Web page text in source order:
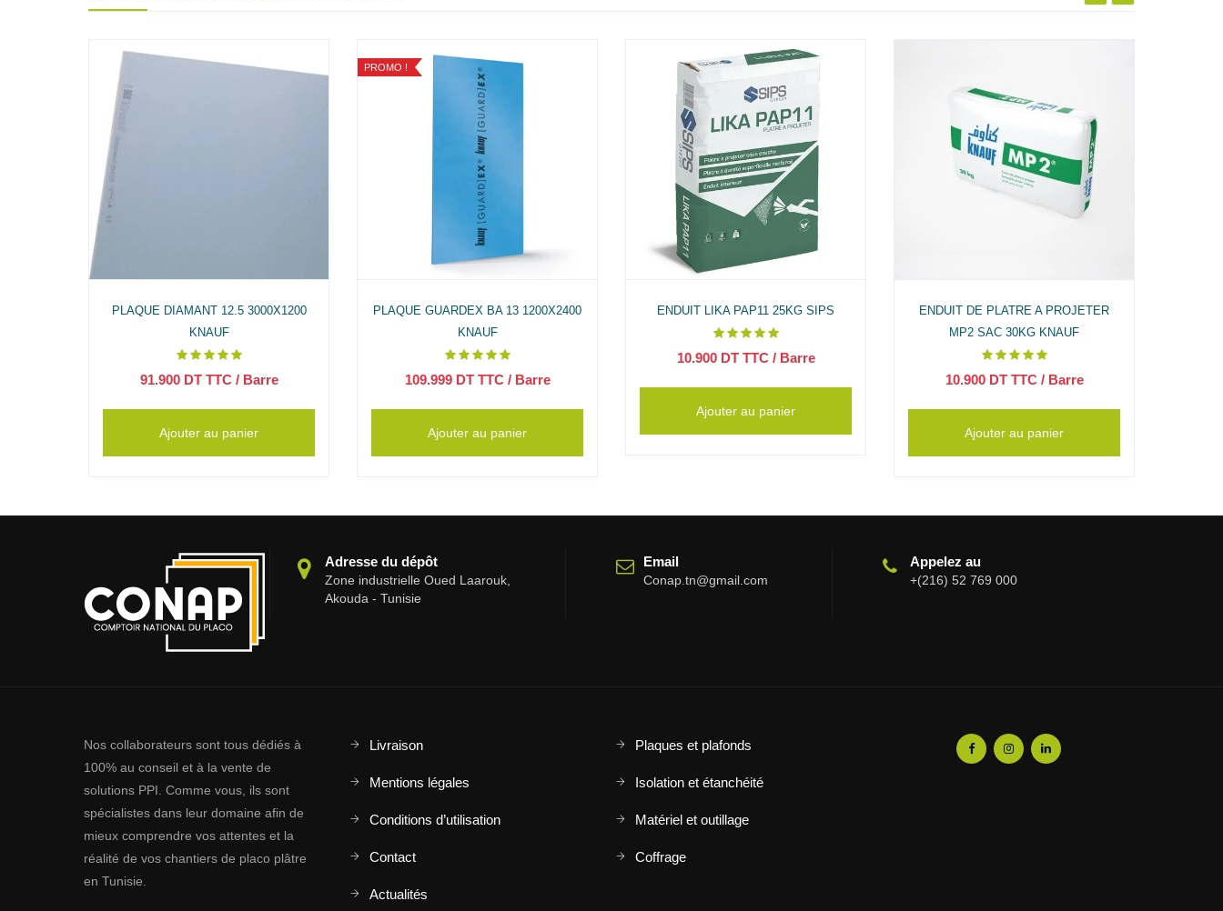
PLAQUE DIAMANT 12.5 3000X1200
KNAUF
91.900 DT TTC/ Barre
Ajouter au panier
PROMO !
PLAQUE GUARDEX BA 13 1200X2400
KNAUF
109.999 DT TTC/ Barre
Ajouter au panier
ENDUIT LIKA PAP11 25KG SIPS
10.900 DT TTC/ Barre
Ajouter au panier
ENDUIT DE PLATRE A PROJETER
MP2 SAC 30KG KNAUF
10.900 DT TTC/ Barre
Ajouter au panier
Adresse du dépôt
Zone industrielle Oued Laarouk,
Akouda - Tunisie
Email
Conap.tn@gmail.com
Appelez au
+(216) 52 769 000
Nos collaborateurs sont tous dédiés à
100% au conseil et à la vente de
solutions PPI. Comme vous, ils sont
spécialistes dans leur domaine afin de
mieux comprendre vos attentes et la
réalité de vos chantiers de placo plâtre
en Tunisie.
Livraison
Mentions légales
Conditions d’utilisation
Contact
Actualités
Plaques et plafonds
Isolation et étanchéité
Matériel et outillage
Coffrage